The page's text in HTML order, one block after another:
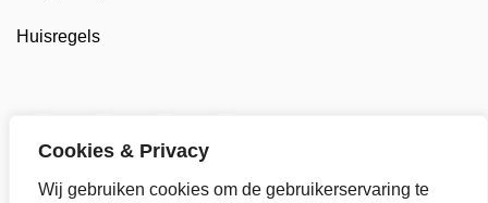
Cookies & Privacy
Wij gebruiken cookies om de gebruikerservaring te
Huisregels